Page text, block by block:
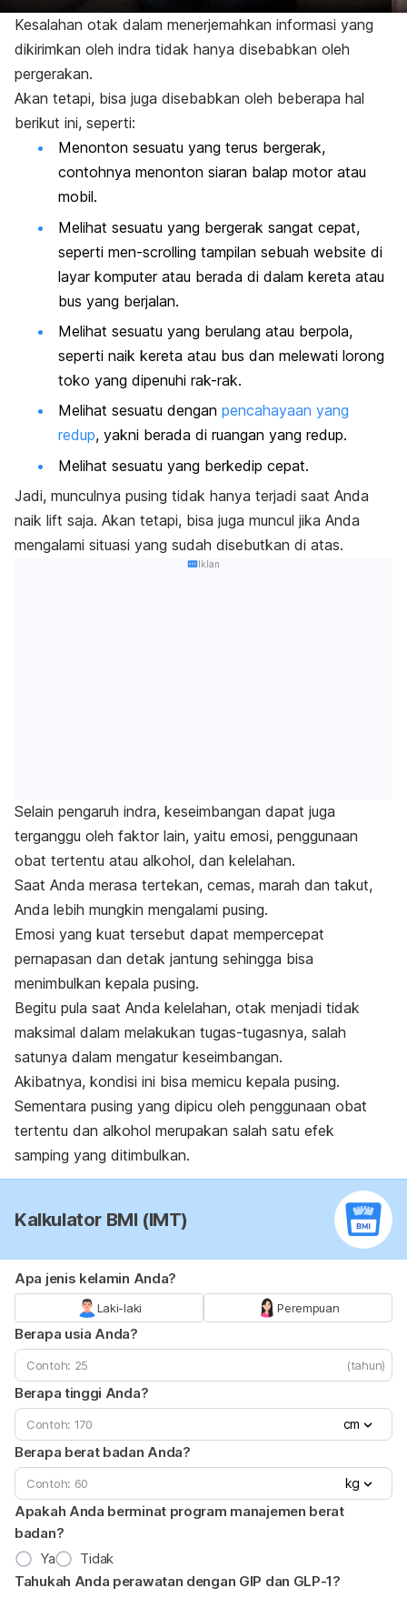
Kesalahan otak dalam menerjemahkan informasi yang
dikirimkan oleh indra tidak hanya disebabkan oleh
pergerakan.
Akan tetapi, bisa juga disebabkan oleh beberapa hal
berikut ini, seperti:
Menonton sesuatu yang terus bergerak,
contohnya menonton siaran balap motor atau
mobil.
Melihat sesuatu yang bergerak sangat cepat,
seperti men-scrolling tampilan sebuah website di
layar komputer atau berada di dalam kereta atau
bus yang berjalan.
Melihat sesuatu yang berulang atau berpola,
seperti naik kereta atau bus dan melewati lorong
toko yang dipenuhi rak-rak.
Melihat sesuatu dengan pencahayaan yang
redup, yakni berada di ruangan yang redup.
Melihat sesuatu yang berkedip cepat.
Jadi, munculnya pusing tidak hanya terjadi saat Anda
naik lift saja. Akan tetapi, bisa juga muncul jika Anda
mengalami situasi yang sudah disebutkan di atas.
Iklan
Selain pengaruh indra, keseimbangan dapat juga
terganggu oleh faktor lain, yaitu emosi, penggunaan
obat tertentu atau alkohol, dan kelelahan.
Saat Anda merasa tertekan, cemas, marah dan takut,
Anda lebih mungkin mengalami pusing.
Emosi yang kuat tersebut dapat mempercepat
pernapasan dan detak jantung sehingga bisa
menimbulkan kepala pusing.
Begitu pula saat Anda kelelahan, otak menjadi tidak
maksimal dalam melakukan tugas-tugasnya, salah
satunya dalam mengatur keseimbangan.
Akibatnya, kondisi ini bisa memicu kepala pusing.
Sementara pusing yang dipicu oleh penggunaan obat
tertentu dan alkohol merupakan salah satu efek
samping yang ditimbulkan.
Kalkulator BMI (IMT)
Apa jenis kelamin Anda?
Laki-laki Perempuan
Berapa usia Anda?
(tahun)
Berapa tinggi Anda?
cm
Berapa berat badan Anda?
kg
Apakah Anda berminat program manajemen berat
badan?
Ya
Tidak
Tahukah Anda perawatan dengan GIP dan GLP-1?